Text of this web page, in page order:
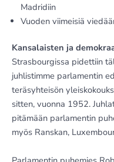
Madridiin
Vuoden viimeisiä
Kansalaisten ja
Strasbourgissa pidettiin
juhlistimme parlamentin
teräsyhteisön
sitten, vuonna 1952.
pitämään parlamentin
myös Ranskan,